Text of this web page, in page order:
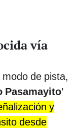
vía
de pista,
Pasamayito’
y
desde